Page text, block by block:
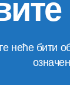
неће бити